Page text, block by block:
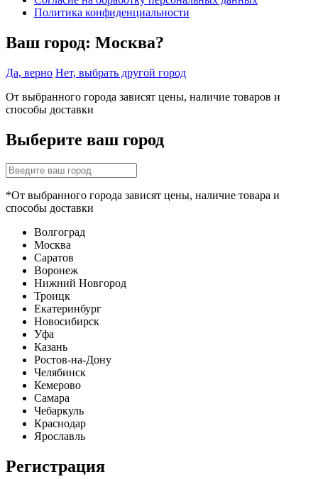
Политика конфиденциальности
Ваш город: Москва?
Да, верно Нет, выбрать другой город
От выбранного города зависят цены, наличие товаров и
способы доставки
Выберите ваш город
*От выбранного города зависят цены, наличие товара и
способы доставки
Волгоград
Москва
Саратов
Воронеж
Нижний Новгород
Троицк
Екатеринбург
Новосибирск
Уфа
Казань
Ростов-на-Дону
Челябинск
Кемерово
Самара
Чебаркуль
Краснодар
Ярославль
Регистрация